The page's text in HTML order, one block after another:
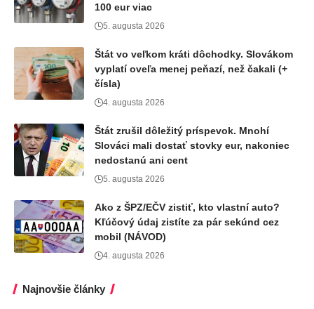
100 eur viac
5. augusta 2026
Štát vo veľkom kráti dôchodky. Slovákom
vyplatí oveľa menej peňazí, než čakali (+
čísla)
4. augusta 2026
Štát zrušil dôležitý príspevok. Mnohí
Slováci mali dostať stovky eur, nakoniec
nedostanú ani cent
5. augusta 2026
Ako z ŠPZ/EČV zistiť, kto vlastní auto?
Kľúčový údaj zistíte za pár sekúnd cez
mobil (NÁVOD)
4. augusta 2026
Najnovšie články